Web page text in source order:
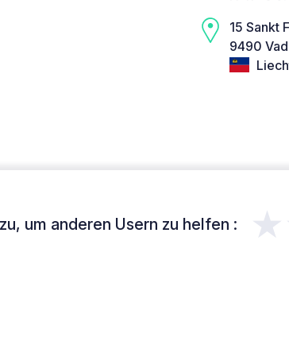
15 Sankt
9490
um anderen Usern zu helfen :